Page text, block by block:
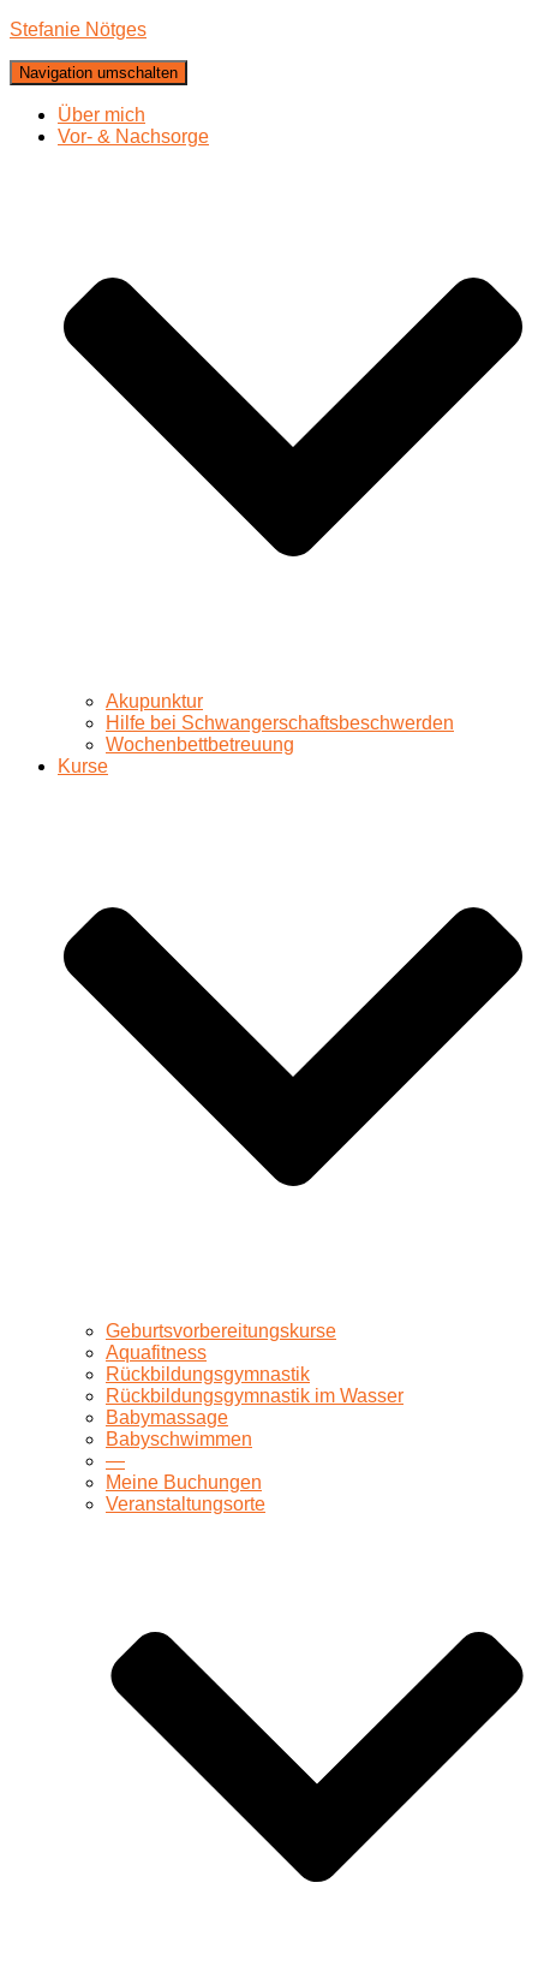
Stefanie Nötges
Navigation umschalten
Über mich
Vor- & Nachsorge
Akupunktur
Hilfe bei Schwangerschaftsbeschwerden
Wochenbettbetreuung
Kurse
Geburtsvorbereitungskurse
Aquafitness
Rückbildungsgymnastik
Rückbildungsgymnastik im Wasser
Babymassage
Babyschwimmen
—
Meine Buchungen
Veranstaltungsorte